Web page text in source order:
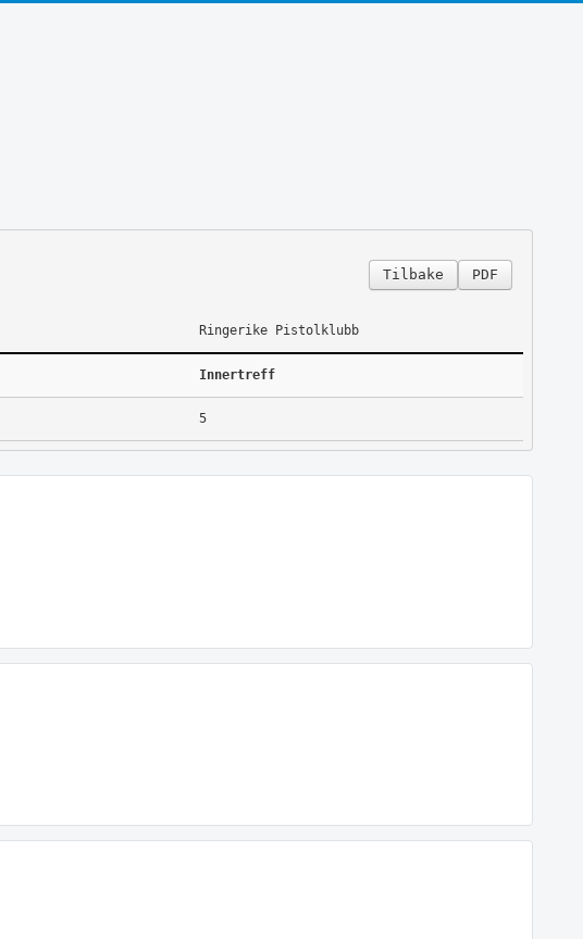
PDF
Tilbake
Ringerike Pistolklubb
Innertreff
5